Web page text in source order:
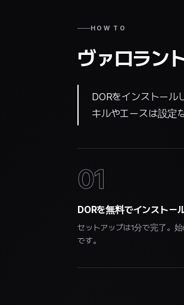
HOW TO
ヴァロラン
DORをインストール
キルやエースは設定
01
DORを無料でインストー
セットアップは1分で完了。
です。